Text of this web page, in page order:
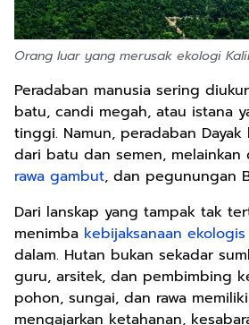
Orang luar yang merusak ekologi
Peradaban manusia sering
batu, candi megah, atau istana
tinggi. Namun, peradaban
dari batu dan semen, melainkan
rawa gambut, dan pegunungan
Dari lanskap yang tampak tak
menimba kebijaksanaan ekologis
dalam. Hutan bukan sekadar
guru, arsitek, dan pembimbing
pohon, sungai, dan rawa
mengajarkan ketahanan,